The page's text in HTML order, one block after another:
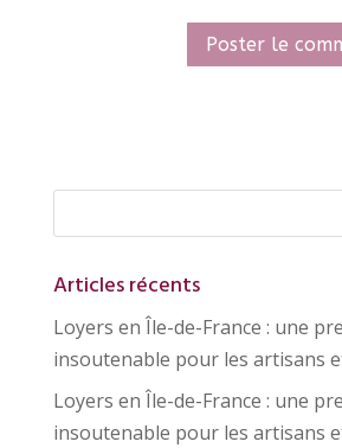
Articles récents
Loyers en Île-de-France : une
insoutenable pour les artisans
Loyers en Île-de-France : une
insoutenable pour les artisans